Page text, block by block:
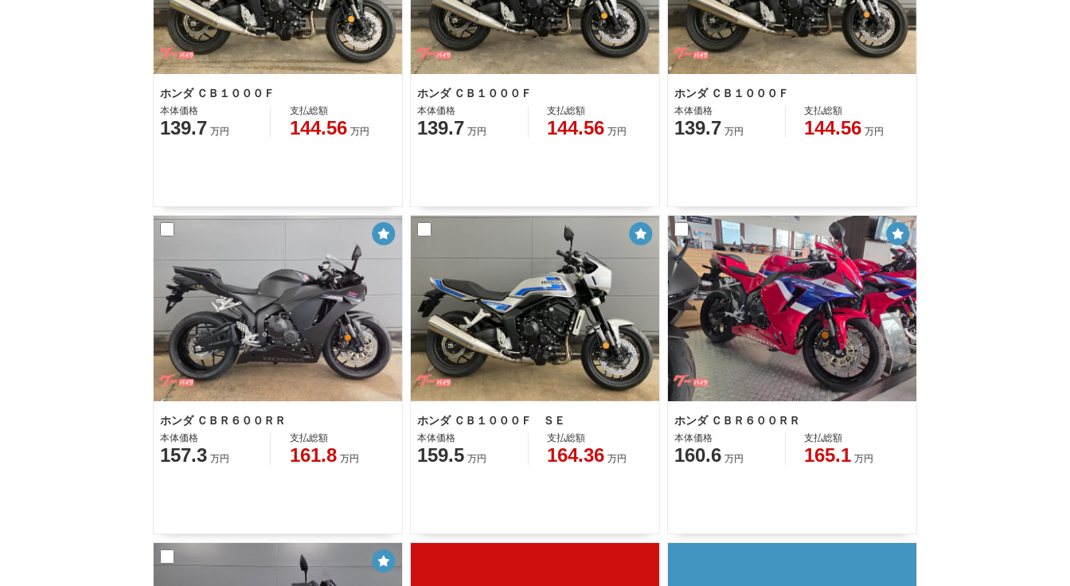
ホンダ ＣＢ１０００Ｆ
本体価格
139.7 万円
支払総額
144.56 万円
ホンダ ＣＢ１０００Ｆ
本体価格
139.7 万円
支払総額
144.56 万円
ホンダ ＣＢ１０００Ｆ
本体価格
139.7 万円
支払総額
144.56 万円
ホンダ ＣＢＲ６００ＲＲ
本体価格
157.3 万円
支払総額
161.8 万円
ホンダ ＣＢ１０００Ｆ ＳＥ
本体価格
159.5 万円
支払総額
164.36 万円
ホンダ ＣＢＲ６００ＲＲ
本体価格
160.6 万円
支払総額
165.1 万円